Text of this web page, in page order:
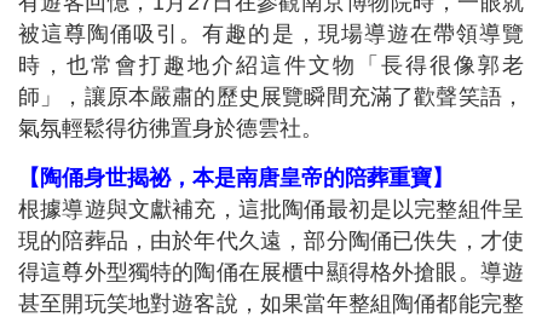
被這尊陶俑吸引。有趣的是，現場導遊在帶領導覽
時，也常會打趣地介紹這件文物「長得很像郭老
師」，讓原本嚴肅的歷史展覽瞬間充滿了歡聲笑語，
氣氛輕鬆得彷彿置身於德雲社。
【陶俑身世揭祕，本是南唐皇帝的陪葬重寶】
根據導遊與文獻補充，這批陶俑最初是以完整組件呈
現的陪葬品，由於年代久遠，部分陶俑已佚失，才使
得這尊外型獨特的陶俑在展櫃中顯得格外搶眼。導遊
甚至開玩笑地對遊客說，如果當年整組陶俑都能完整